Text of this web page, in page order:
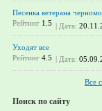
Песенка ветерана
Рейтинг 1.5 | Дата:
Уходят все
Рейтинг 4.5 | Дата:
Все
Поиск по сайту